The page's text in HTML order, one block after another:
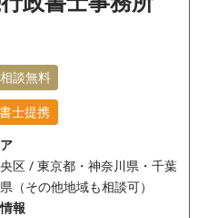
フ対応可 土日相談可
談無料
士提携
区 / 東京都・神奈川県・千葉
（その他地域も相談可）
報